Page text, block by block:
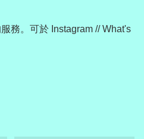
務。可於 Instagram // What's